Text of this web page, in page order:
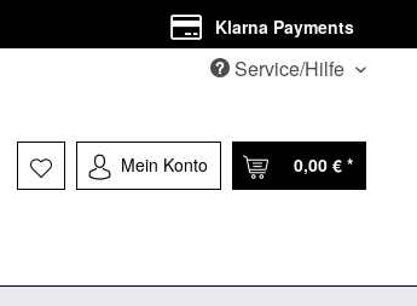
Klarna Payments
Service/Hilfe
Mein Konto 0,00 € *